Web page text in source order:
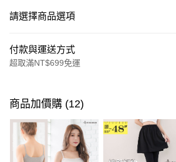
請選擇商品選項
付款與運送方式
超取滿NT$699免運
信用卡一次付款
超商取貨付款
LINE Pay
商品加價購 (12)